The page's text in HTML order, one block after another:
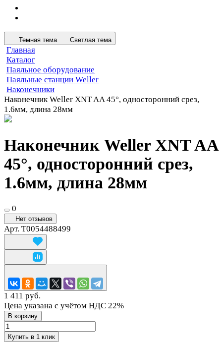
Темная тема Светлая тема
Главная
Каталог
Паяльное оборудование
Паяльные станции Weller
Наконечники
Наконечник Weller XNT AA 45°, односторонний срез,
1.6мм, длина 28мм
Наконечник Weller XNT AA
45°, односторонний срез,
1.6мм, длина 28мм
0
Нет отзывов
Арт. T0054488499
1 411 руб.
Цена указана с учётом НДС 22%
В корзину
Купить в 1 клик